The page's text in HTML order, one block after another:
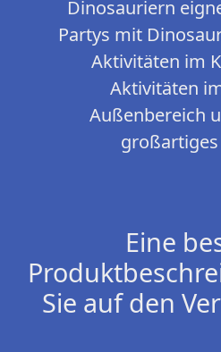
Dinosauriern
Partys mit
Aktivitäten im
Aktivitäten
Außenbereich
großartiges
Eine
Sie auf den